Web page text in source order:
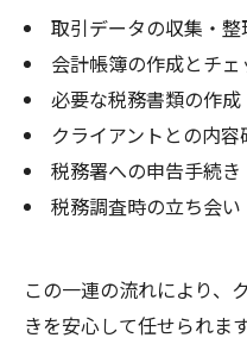
取引データの収集・整
会計帳簿の作成とチェ
必要な税務書類の作成
クライアントとの内
税務署への申告手続き
税務調査時の立ち会い
この一連の流れにより、
きを安心して任せられま